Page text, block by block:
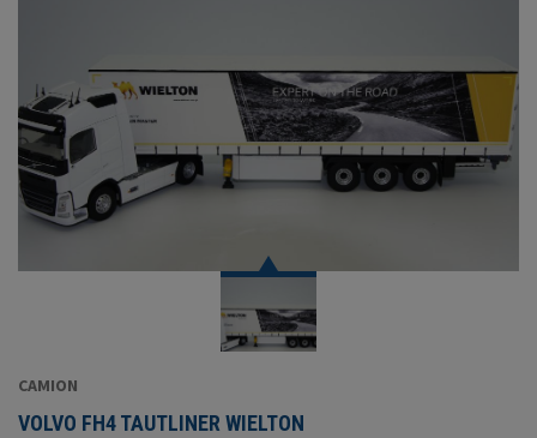
CAMION
VOLVO FH4 TAUTLINER WIELTON